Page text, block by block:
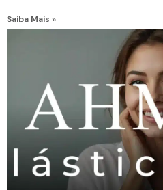
Saiba Mais »